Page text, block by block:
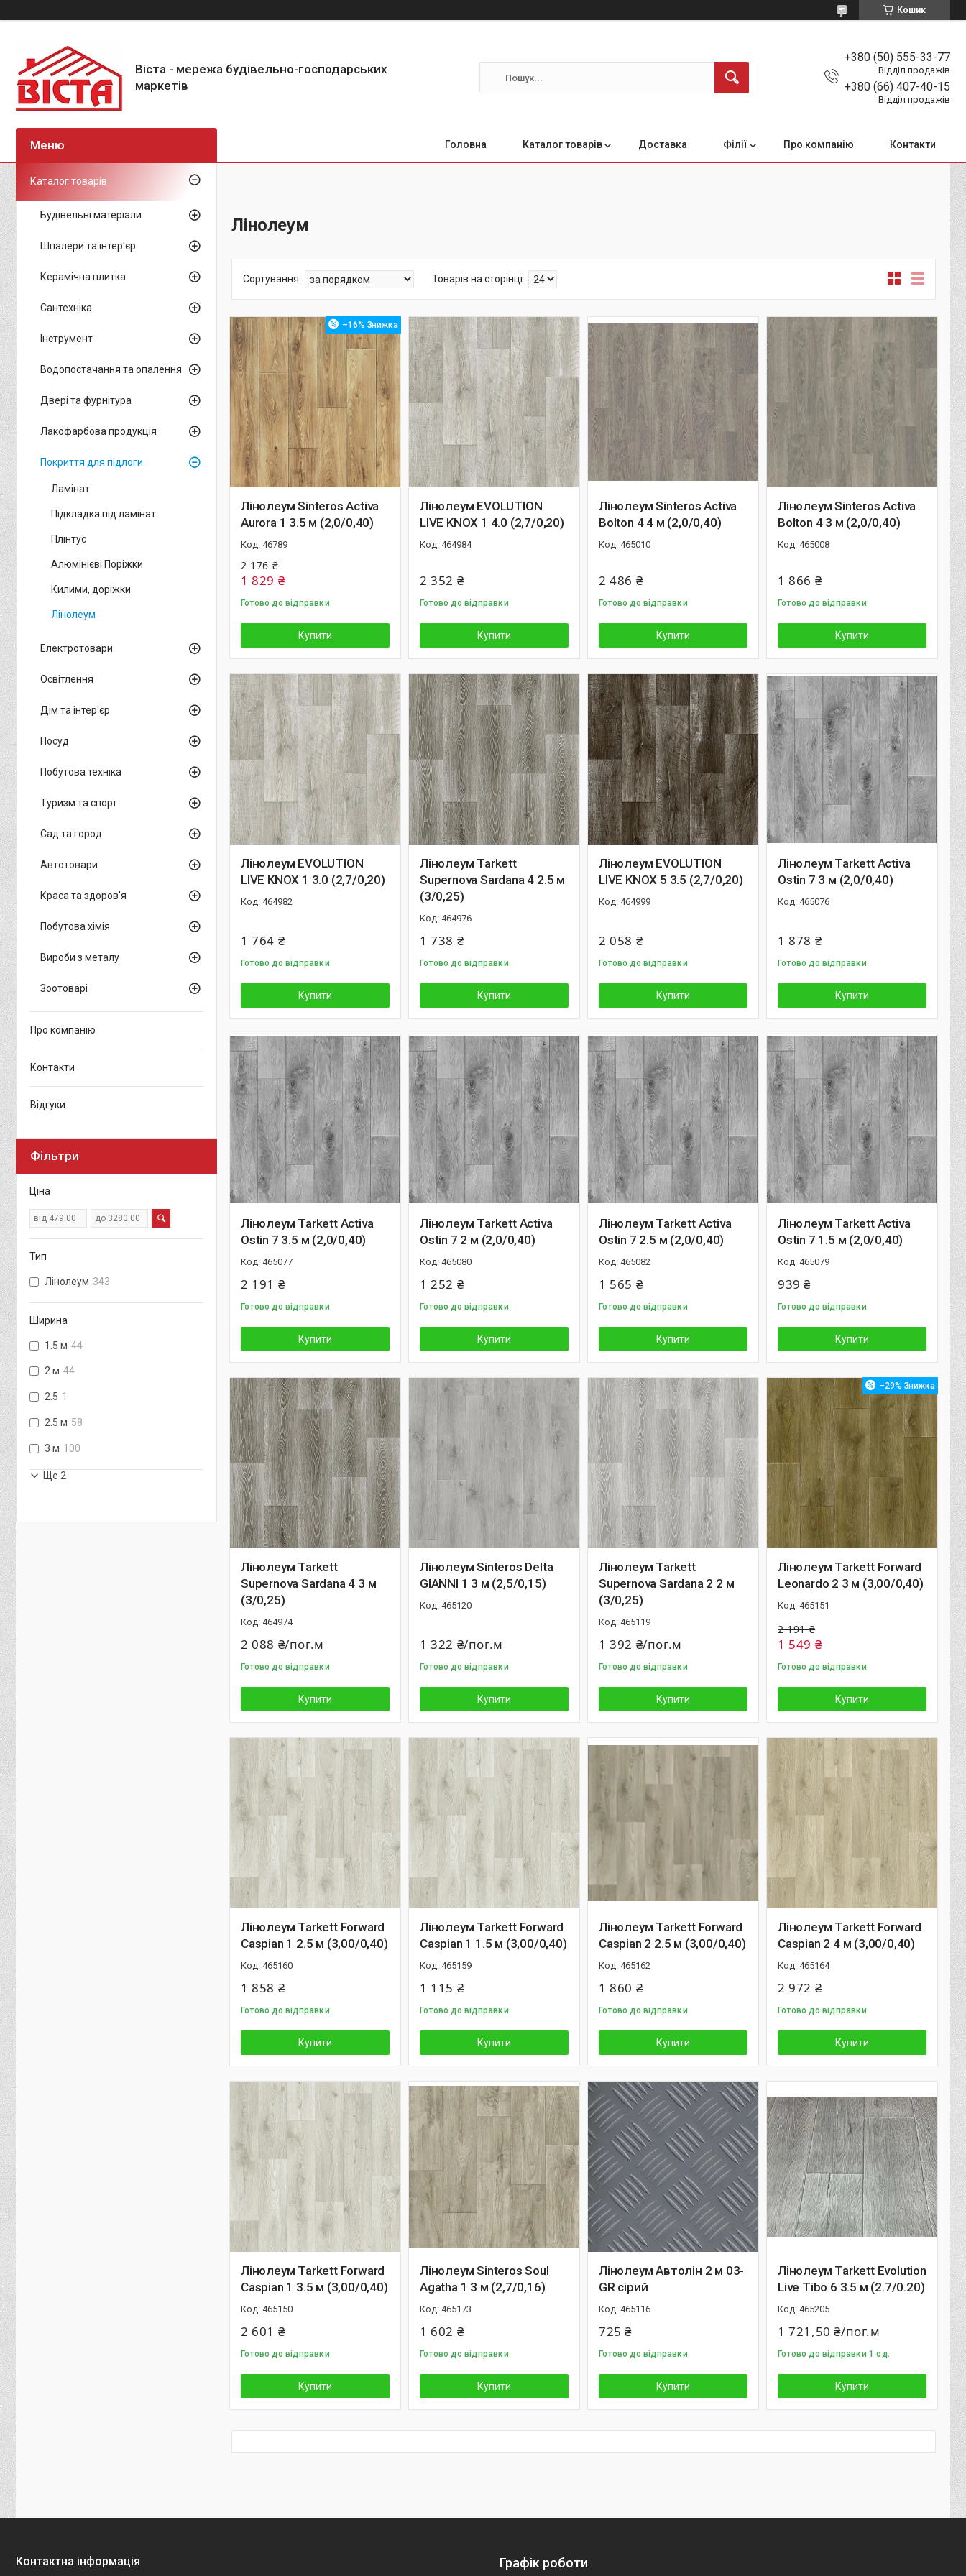
Кошик
Віста - мережа будівельно-господарських
маркетів
+380 (50) 555-33-77
Відділ продажів
+380 (66) 407-40-15
Відділ продажів
Головна Каталог товарів Доставка Філії Про компанію Контакти
Лінолеум
–16%
Лінолеум Sinteros Activa
Aurora 1 3.5 м (2,0/0,40)
46789
2 176 ₴
1 829 ₴
Готово до відправки
Купити
Лiнолеум EVOLUTION
LIVE KNOX 1 4.0 (2,7/0,20)
464984
2 352 ₴
Готово до відправки
Купити
Лінолеум Sinteros Activa
Bolton 4 4 м (2,0/0,40)
465010
2 486 ₴
Готово до відправки
Купити
Лінолеум Sinteros Activa
Bolton 4 3 м (2,0/0,40)
465008
1 866 ₴
Готово до відправки
Купити
Лiнолеум EVOLUTION
LIVE KNOX 1 3.0 (2,7/0,20)
464982
1 764 ₴
Готово до відправки
Купити
Лінолеум Tarkett
Supernova Sardana 4 2.5 м
(3/0,25)
464976
1 738 ₴
Готово до відправки
Купити
Лiнолеум EVOLUTION
LIVE KNOX 5 3.5 (2,7/0,20)
464999
2 058 ₴
Готово до відправки
Купити
Лінолеум Tarkett Activa
Ostin 7 3 м (2,0/0,40)
465076
1 878 ₴
Готово до відправки
Купити
Лінолеум Tarkett Activa
Ostin 7 3.5 м (2,0/0,40)
465077
2 191 ₴
Готово до відправки
Купити
Лінолеум Tarkett Activa
Ostin 7 2 м (2,0/0,40)
465080
1 252 ₴
Готово до відправки
Купити
Лінолеум Tarkett Activa
Ostin 7 2.5 м (2,0/0,40)
465082
1 565 ₴
Готово до відправки
Купити
Лінолеум Tarkett Activa
Ostin 7 1.5 м (2,0/0,40)
465079
939 ₴
Готово до відправки
Купити
Лінолеум Tarkett
Supernova Sardana 4 3 м
(3/0,25)
464974
2 088 ₴/пог.м
Готово до відправки
Купити
Лінолеум Sinteros Delta
GIANNI 1 3 м (2,5/0,15)
465120
1 322 ₴/пог.м
Готово до відправки
Купити
Лінолеум Tarkett
Supernova Sardana 2 2 м
(3/0,25)
465119
1 392 ₴/пог.м
Готово до відправки
Купити
–29%
Лінолеум Tarkett Forward
Leonardo 2 3 м (3,00/0,40)
465151
2 191 ₴
1 549 ₴
Готово до відправки
Купити
Лінолеум Tarkett Forward
Caspian 1 2.5 м (3,00/0,40)
465160
1 858 ₴
Готово до відправки
Купити
Лінолеум Tarkett Forward
Caspian 1 1.5 м (3,00/0,40)
465159
1 115 ₴
Готово до відправки
Купити
Лінолеум Tarkett Forward
Caspian 2 2.5 м (3,00/0,40)
465162
1 860 ₴
Готово до відправки
Купити
Лінолеум Tarkett Forward
Caspian 2 4 м (3,00/0,40)
465164
2 972 ₴
Готово до відправки
Купити
Лінолеум Tarkett Forward
Caspian 1 3.5 м (3,00/0,40)
465150
2 601 ₴
Готово до відправки
Купити
Лiнолеум Sinteros Soul
Agatha 1 3 м (2,7/0,16)
465173
1 602 ₴
Готово до відправки
Купити
Лінолеум Автолін 2 м 03-
GR сірий
465116
725 ₴
Готово до відправки
Купити
Лiнолеум Tarkett Evolution
Live Tibo 6 3.5 м (2.7/0.20)
465205
1 721,50 ₴/пог.м
Готово до відправки 1 од.
Купити
Каталог товарів
Будівельні матеріали
Шпалери та інтер'єр
Керамічна плитка
Сантехніка
Інструмент
Водопостачання та опалення
Двері та фурнітура
Лакофарбова продукція
Покриття для підлоги
Ламінат
Підкладка під ламінат
Плінтус
Алюмінієві Поріжки
Килими, доріжки
Лінолеум
Електротовари
Освітлення
Дім та інтер'єр
Посуд
Побутова техніка
Туризм та спорт
Сад та город
Автотовари
Краса та здоров'я
Побутова хімія
Вироби з металу
Зоотоварі
Про компанію
Контакти
Відгуки
Фільтри
Ціна
Тип
Лінолеум 343
Ширина
1.5 м 44
2 м 44
2.5 1
2.5 м 58
3 м 100
Ще 2
Графік роботи